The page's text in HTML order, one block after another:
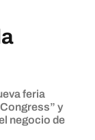
feria
y
negocio de